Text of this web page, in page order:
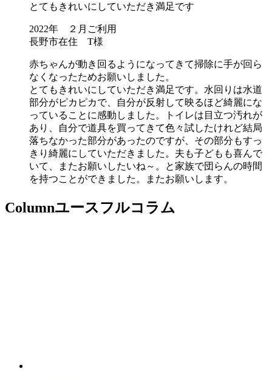
とてもきれいにしていただき満足です
2022年 ２月ご利用
長野市在住 T様
赤ちゃんが動き回るようになってきて掃除に手が回ら
なくなったためお願いしました。
とてもきれいにしていただき満足です。水回りは水道
部分がピカピカで、自分が反射して映るほど綺麗にな
っていることに感動しました。トイレは目立つ汚れが
あり、自分で道具を買ってきて色々試したけれど結局
落ちなかった部分があったのですが、その部分もすっ
きり綺麗にしていただきました。夫も子どもも喜んで
いて、またお願いしたいね～。と家族で団らんの時間
を持つことができました。またお願いします。
Columnユースフルコラム